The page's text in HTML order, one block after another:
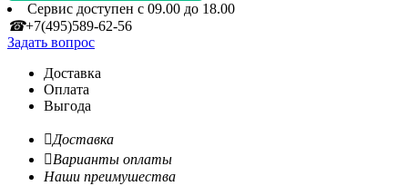
Сервис доступен с 09.00 до 18.00
☎+7(495)589-62-56
Задать вопрос
Доставка
Оплата
Выгода
Доставка
Варианты оплаты
Наши преимушества